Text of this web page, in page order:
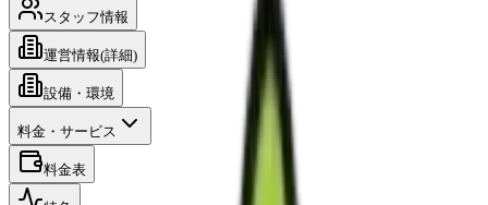
スタッフ情報
運営情報(詳細)
設備・環境
料金・サービス
料金表